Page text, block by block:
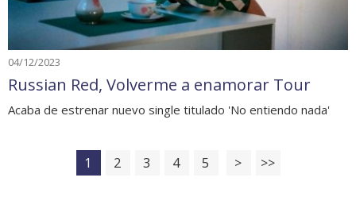
04/12/2023
Russian Red, Volverme a enamorar Tour
Acaba de estrenar nuevo single titulado 'No entiendo nada'
1 2 3 4 5 > >>